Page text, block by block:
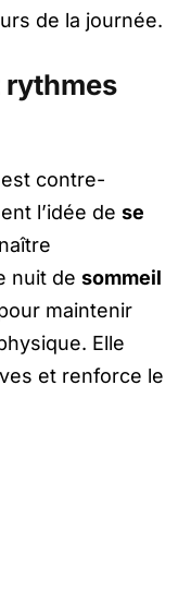
de la journée.
rythmes
contre-
l’idée de se
nuit de sommeil
maintenir
Elle
et renforce le